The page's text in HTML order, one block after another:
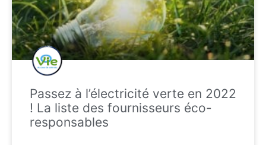
Passez à l’électricité verte en 2022
! La liste des fournisseurs éco-
responsables